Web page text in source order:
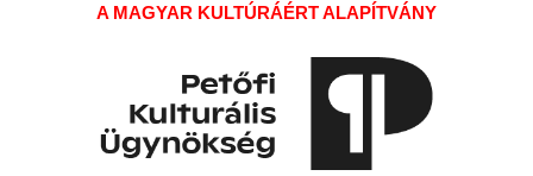
A MAGYAR KULTÚRÁÉRT ALAPÍTVÁNY